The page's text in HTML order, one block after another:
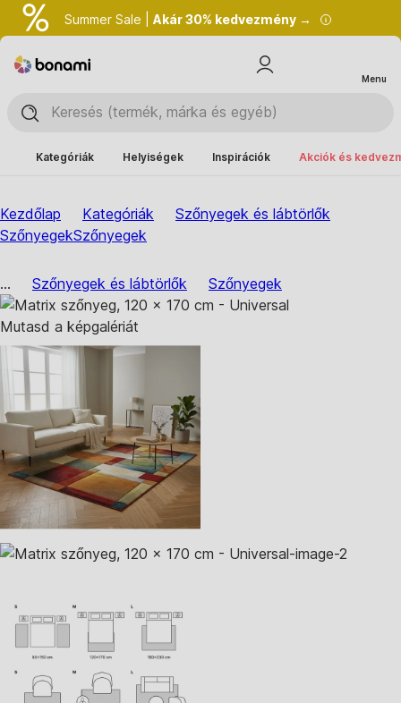
Summer Sale | Akár 30% kedvezmény →
Menu
Kategóriák Helyiségek Inspirációk Akciók és
Kezdőlap Kategóriák
Szőnyegek és lábtörlők
SzőnyegekSzőnyegek
... Szőnyegek és lábtörlők Szőnyegek
Mutasd a képgalériát